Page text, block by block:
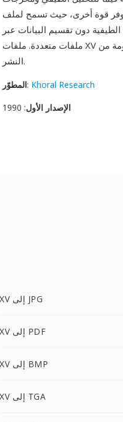
توفر قوة أخرى، حيث تسمح لملف
دون تقسيم البيانات عبر
ملفات متعددة. ملفات XV مدعومة من ImageMagick ويمكن تحويلها إلى تنسيقات صور حديثة للتصور أو
النشر.
المطوّر: Khoral Research
الإصدار الأول: 1990
XV إلى JPG
XV إلى PDF
XV إلى BMP
XV إلى TGA